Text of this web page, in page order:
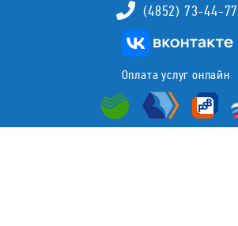
(4852) 73-44-77
Оплата услуг онлайн